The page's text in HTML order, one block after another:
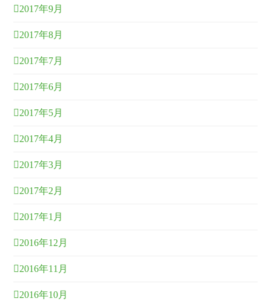
2017年9月
2017年8月
2017年7月
2017年6月
2017年5月
2017年4月
2017年3月
2017年2月
2017年1月
2016年12月
2016年11月
2016年10月